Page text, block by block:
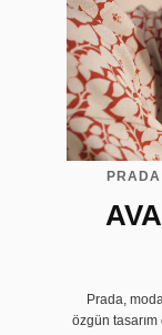
Prada,
özgün tasarım